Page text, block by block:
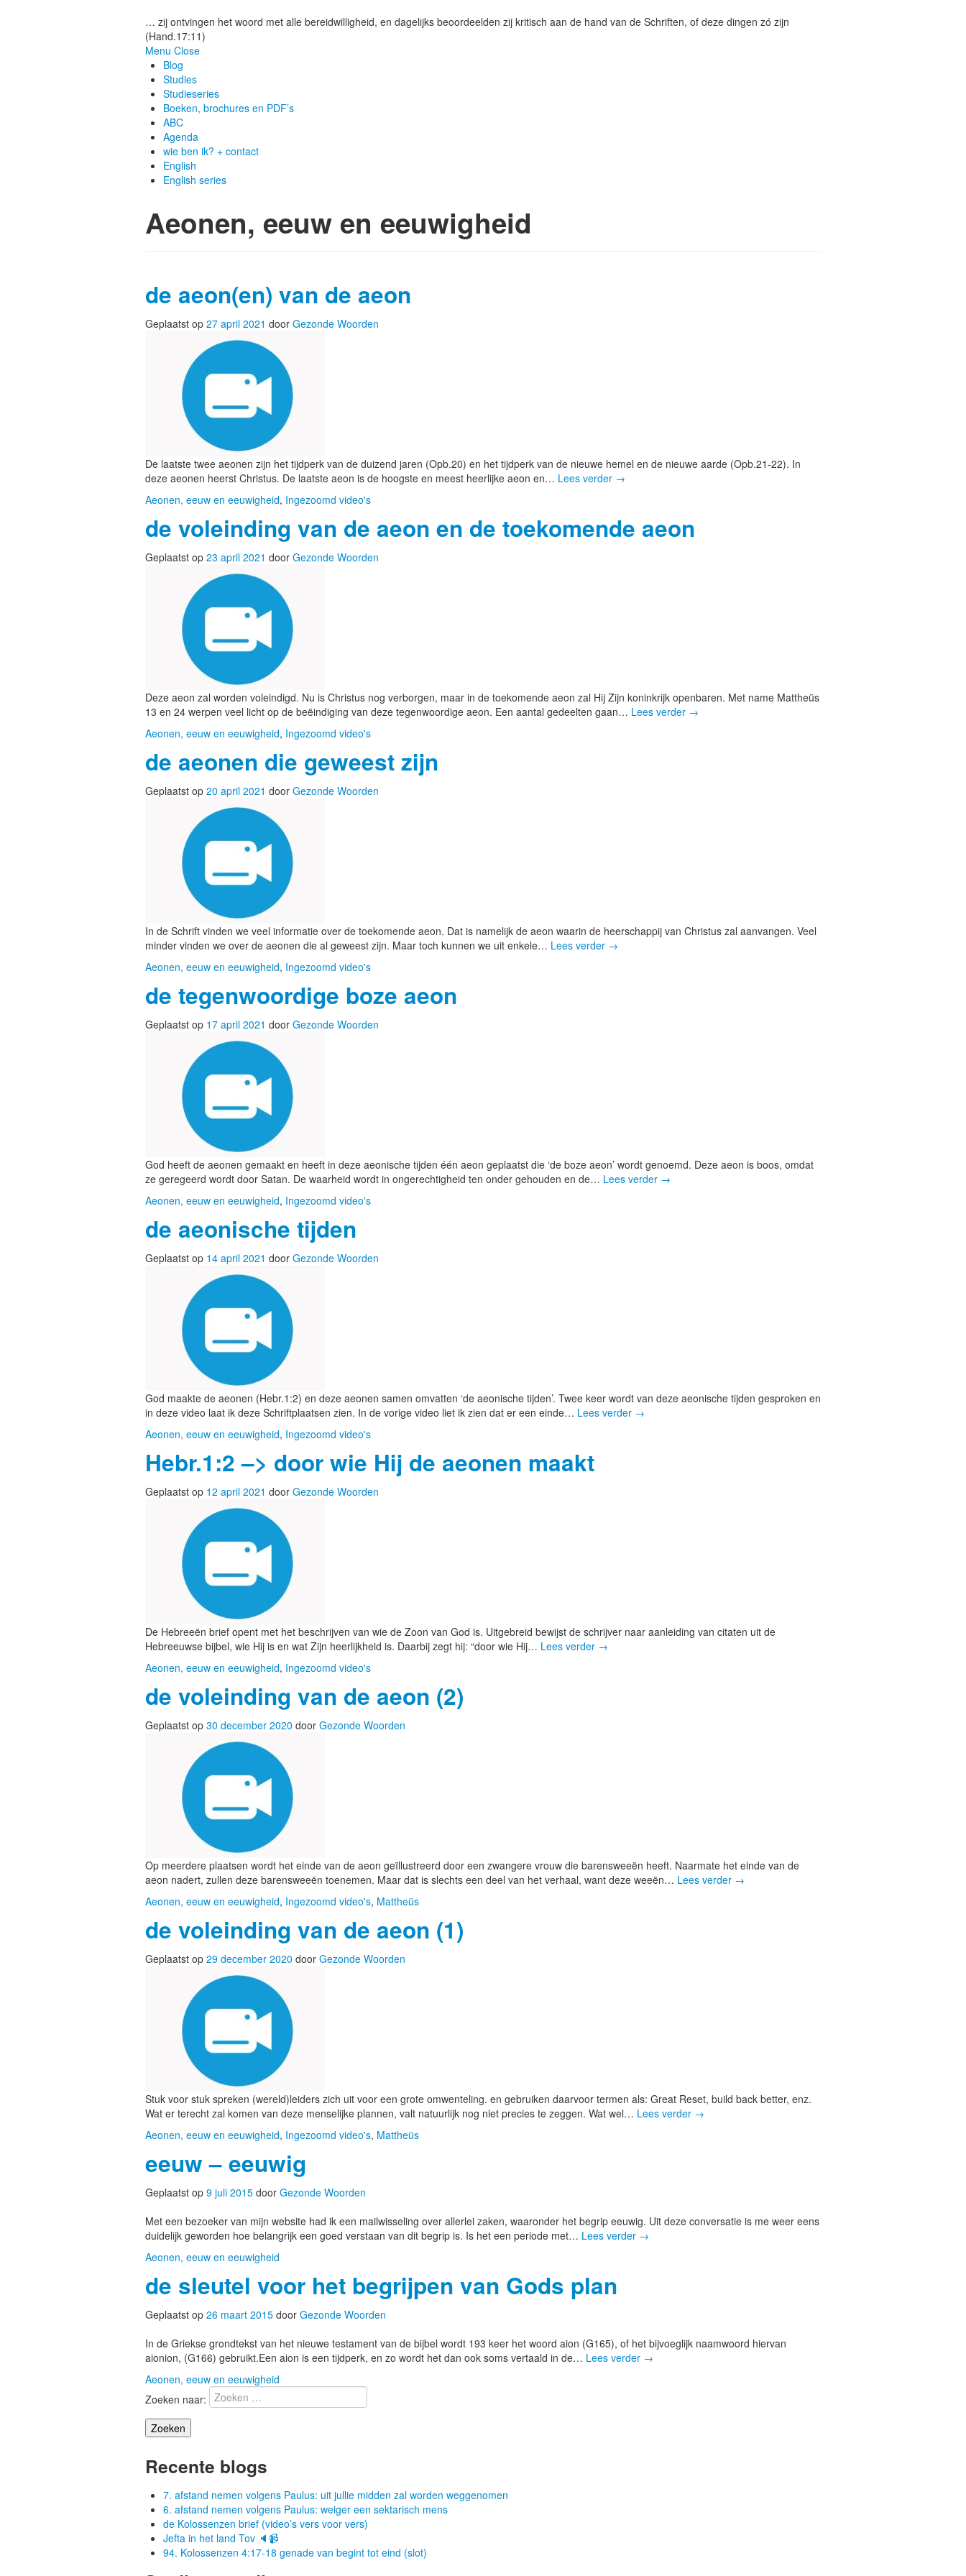
… zij ontvingen het woord met alle bereidwilligheid, en dagelijks beoordeelden zij kritisch aan de hand van de Schriften, of deze dingen zó zijn
(Hand.17:11)
Menu Close
Blog
Studies
Studieseries
Boeken, brochures en PDF’s
ABC
Agenda
wie ben ik? + contact
English
English series
Aeonen, eeuw en eeuwigheid
de aeon(en) van de aeon
Geplaatst op 27 april 2021 door Gezonde Woorden
De laatste twee aeonen zijn het tijdperk van de duizend jaren (Opb.20) en het tijdperk van de nieuwe hemel en de nieuwe aarde (Opb.21-22). In
deze aeonen heerst Christus. De laatste aeon is de hoogste en meest heerlijke aeon en… Lees verder →
Aeonen, eeuw en eeuwigheid, Ingezoomd video's
de voleinding van de aeon en de toekomende aeon
Geplaatst op 23 april 2021 door Gezonde Woorden
Deze aeon zal worden voleindigd. Nu is Christus nog verborgen, maar in de toekomende aeon zal Hij Zijn koninkrijk openbaren. Met name Mattheüs
13 en 24 werpen veel licht op de beëindiging van deze tegenwoordige aeon. Een aantal gedeelten gaan… Lees verder →
Aeonen, eeuw en eeuwigheid, Ingezoomd video's
de aeonen die geweest zijn
Geplaatst op 20 april 2021 door Gezonde Woorden
In de Schrift vinden we veel informatie over de toekomende aeon. Dat is namelijk de aeon waarin de heerschappij van Christus zal aanvangen. Veel
minder vinden we over de aeonen die al geweest zijn. Maar toch kunnen we uit enkele… Lees verder →
Aeonen, eeuw en eeuwigheid, Ingezoomd video's
de tegenwoordige boze aeon
Geplaatst op 17 april 2021 door Gezonde Woorden
God heeft de aeonen gemaakt en heeft in deze aeonische tijden één aeon geplaatst die ‘de boze aeon’ wordt genoemd. Deze aeon is boos, omdat
ze geregeerd wordt door Satan. De waarheid wordt in ongerechtigheid ten onder gehouden en de… Lees verder →
Aeonen, eeuw en eeuwigheid, Ingezoomd video's
de aeonische tijden
Geplaatst op 14 april 2021 door Gezonde Woorden
God maakte de aeonen (Hebr.1:2) en deze aeonen samen omvatten ‘de aeonische tijden’. Twee keer wordt van deze aeonische tijden gesproken en
in deze video laat ik deze Schriftplaatsen zien. In de vorige video liet ik zien dat er een einde… Lees verder →
Aeonen, eeuw en eeuwigheid, Ingezoomd video's
Hebr.1:2 –> door wie Hij de aeonen maakt
Geplaatst op 12 april 2021 door Gezonde Woorden
De Hebreeën brief opent met het beschrijven van wie de Zoon van God is. Uitgebreid bewijst de schrijver naar aanleiding van citaten uit de
Hebreeuwse bijbel, wie Hij is en wat Zijn heerlijkheid is. Daarbij zegt hij: “door wie Hij… Lees verder →
Aeonen, eeuw en eeuwigheid, Ingezoomd video's
de voleinding van de aeon (2)
Geplaatst op 30 december 2020 door Gezonde Woorden
Op meerdere plaatsen wordt het einde van de aeon geïllustreerd door een zwangere vrouw die barensweeën heeft. Naarmate het einde van de
aeon nadert, zullen deze barensweeën toenemen. Maar dat is slechts een deel van het verhaal, want deze weeën… Lees verder →
Aeonen, eeuw en eeuwigheid, Ingezoomd video's, Mattheüs
de voleinding van de aeon (1)
Geplaatst op 29 december 2020 door Gezonde Woorden
Stuk voor stuk spreken (wereld)leiders zich uit voor een grote omwenteling. en gebruiken daarvoor termen als: Great Reset, build back better, enz.
Wat er terecht zal komen van deze menselijke plannen, valt natuurlijk nog niet precies te zeggen. Wat wel… Lees verder →
Aeonen, eeuw en eeuwigheid, Ingezoomd video's, Mattheüs
eeuw – eeuwig
Geplaatst op 9 juli 2015 door Gezonde Woorden
Met een bezoeker van mijn website had ik een mailwisseling over allerlei zaken, waaronder het begrip eeuwig. Uit deze conversatie is me weer eens
duidelijk geworden hoe belangrijk een goed verstaan van dit begrip is. Is het een periode met… Lees verder →
Aeonen, eeuw en eeuwigheid
de sleutel voor het begrijpen van Gods plan
Geplaatst op 26 maart 2015 door Gezonde Woorden
In de Griekse grondtekst van het nieuwe testament van de bijbel wordt 193 keer het woord aion (G165), of het bijvoeglijk naamwoord hiervan
aionion, (G166) gebruikt.Een aion is een tijdperk, en zo wordt het dan ook soms vertaald in de… Lees verder →
Aeonen, eeuw en eeuwigheid
Zoeken naar:
Recente blogs
7. afstand nemen volgens Paulus: uit jullie midden zal worden weggenomen
6. afstand nemen volgens Paulus: weiger een sektarisch mens
de Kolossenzen brief (video’s vers voor vers)
Jefta in het land Tov 🔈📹
94. Kolossenzen 4:17-18 genade van begint tot eind (slot)